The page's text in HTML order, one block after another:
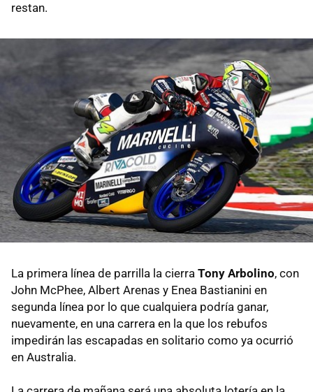
restan.
La primera línea de parrilla la cierra Tony Arbolino, con
John McPhee, Albert Arenas y Enea Bastianini en
segunda línea por lo que cualquiera podría ganar,
nuevamente, en una carrera en la que los rebufos
impedirán las escapadas en solitario como ya ocurrió
en Australia.